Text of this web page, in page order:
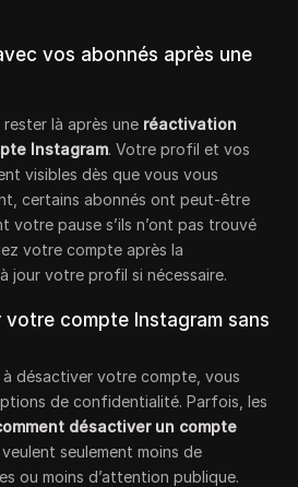
vos abonnés après une
là après une réactivation
Instagram. Votre profil et vos
visibles dès que vous vous
certains abonnés ont peut-être
votre pause s’ils n’ont pas trouvé
votre compte après la
jour votre profil si nécessaire.
votre compte Instagram sans
à désactiver votre compte, vous
de confidentialité. Parfois, les
désactiver un compte
seulement moins de
ou moins d’attention publique.